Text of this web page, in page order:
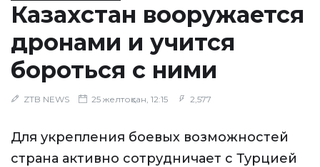
Казахстан вооружается
дронами и учится
бороться с ними
ZTB NEWS 25 желтоқсан, 12:15 2,577
Для укрепления боевых возможностей
страна активно сотрудничает с Турцией